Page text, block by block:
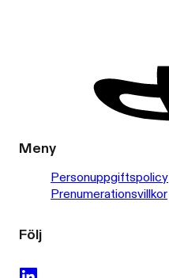
Meny
Personuppgiftspolicy
Prenumerationsvillkor
Följ